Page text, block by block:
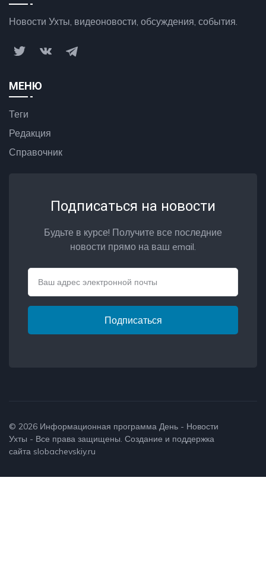
Новости Ухты, видеоновости, обсуждения, события.
МЕНЮ
Теги
Редакция
Справочник
Подписаться на новости
Будьте в курсе! Получите все последние
новости прямо на ваш email.
Подписаться
© 2026 Информационная программа День - Новости
Ухты - Все права защищены. Создание и поддержка
сайта slobachevskiy.ru